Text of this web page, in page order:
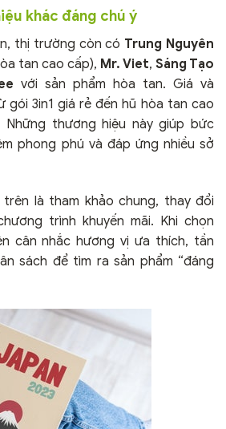
khác đáng chú ý
thị trường còn có Trung Nguyên
tan cao cấp), Mr. Viet, Sáng Tạo
với sản phẩm hòa tan. Giá và
gói 3in1 giá rẻ đến hũ hòa tan cao
thương hiệu này giúp bức
phong phú và đáp ứng nhiều sở
là tham khảo chung, thay đổi
trình khuyến mãi. Khi chọn
cân nhắc hương vị ưa thích, tần
sách để tìm ra sản phẩm “đáng